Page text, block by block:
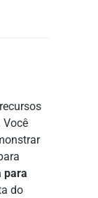
Você
para
do